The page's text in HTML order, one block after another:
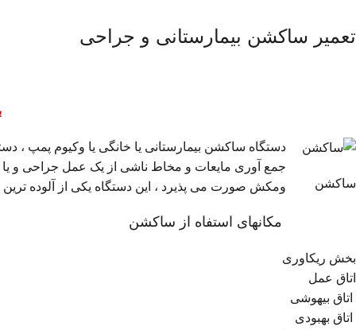
تعمیر ساکشن بیمارستانی و جراحی
ساکشن
دستگاه ساکشن بیمارستانی یا خانگی یا وکیوم پمپ
جمع آوری مایعات و مخاط ناشی از یک عمل جراحی و یا
ومکش صورت می پذیرد ، این دستگاه یکی از آلوده
مکانهای استفاه از ساکشن
بخش ریکاوری
اتاق عمل
اتاق بیهوشی
اتاق بهبودی